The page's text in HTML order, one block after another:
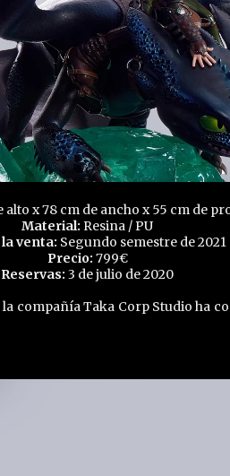
alto x 78 cm de ancho x 55 cm de
Material: Resina / PU
la venta: Segundo semestre de 2021
Precio: 799€
Reservas: 3 de julio de 2020
compañía Taka Corp Studio ha